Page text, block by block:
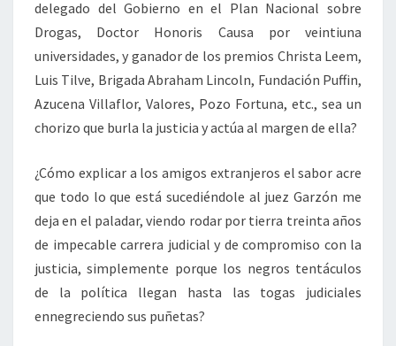
delegado del Gobierno en el Plan Nacional sobre
Drogas, Doctor Honoris Causa por veintiuna
universidades, y ganador de los premios Christa Leem,
Luis Tilve, Brigada Abraham Lincoln, Fundación Puffin,
Azucena Villaflor, Valores, Pozo Fortuna, etc., sea un
chorizo que burla la justicia y actúa al margen de ella?
¿Cómo explicar a los amigos extranjeros el sabor acre
que todo lo que está sucediéndole al juez Garzón me
deja en el paladar, viendo rodar por tierra treinta años
de impecable carrera judicial y de compromiso con la
justicia, simplemente porque los negros tentáculos
de la política llegan hasta las togas judiciales
ennegreciendo sus puñetas?